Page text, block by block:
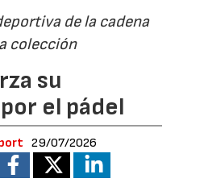
de la cadena
colección
su
el pádel
29/07/2026